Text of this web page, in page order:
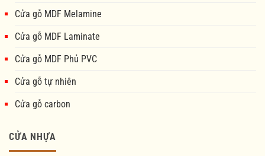
Cửa gỗ MDF Melamine
Cửa gỗ MDF Laminate
Cửa gỗ MDF Phủ PVC
Cửa gỗ tự nhiên
Cửa gỗ carbon
CỬA NHỰA